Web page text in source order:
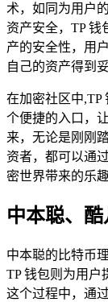
术，如同为用户
资产安全，TP 钱
产的安全性，用
自己的资产得到
在加密社区中,TP
个便捷的入口，
来，无论是刚刚
资者，都可以通
密世界带来的乐
中本聪、
中本聪的比特币
TP 钱包则为用户
这个过程中，通